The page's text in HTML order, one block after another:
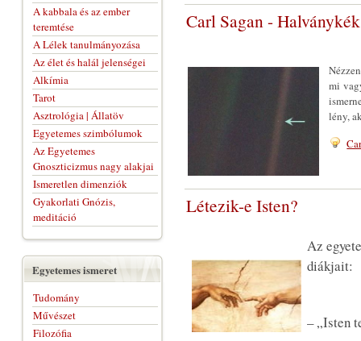
Carl Sagan -
mi
lény,
Létezik-e Isten?
Az
diákjait:
– „Isten
A kabbala és az ember
teremtése
A Lélek tanulmányozása
Az élet és halál jelenségei
Alkímia
Tarot
Asztrológia | Állatöv
Egyetemes szimbólumok
Az Egyetemes
Gnoszticizmus nagy alakjai
Ismeretlen dimenziók
Gyakorlati Gnózis,
meditáció
Egyetemes ismeret
Tudomány
Művészet
Filozófia